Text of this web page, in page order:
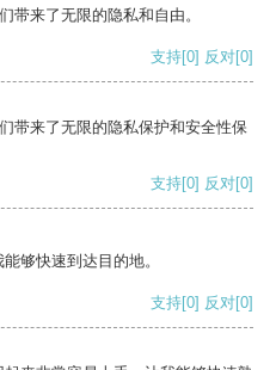
带来了无限的隐私和自由。
支持[0] 反对[0]
带来了无限的隐私保护和安全性保
支持[0] 反对[0]
够快速到达目的地。
支持[0] 反对[0]